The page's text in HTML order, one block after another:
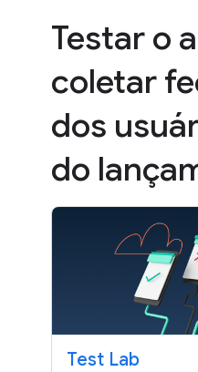
Testar o
coletar
dos
do
Test Lab